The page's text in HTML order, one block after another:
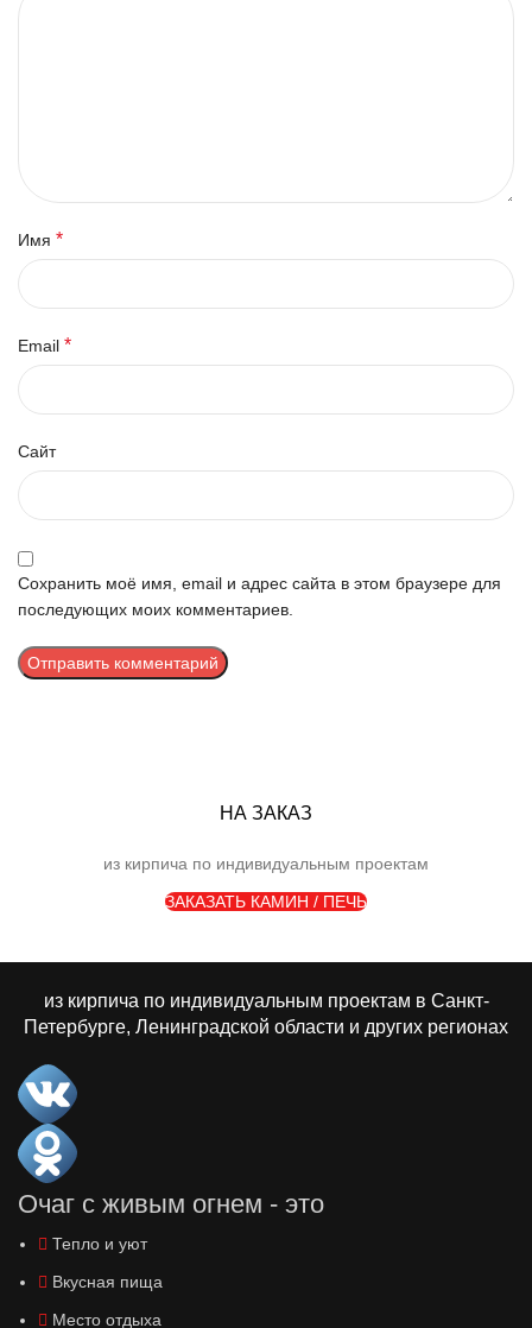
Имя *
Email *
Сайт
Сохранить моё имя, email и адрес сайта в этом браузере для
последующих моих комментариев.
НА ЗАКАЗ
из кирпича по индивидуальным проектам
ЗАКАЗАТЬ КАМИН / ПЕЧЬ
из кирпича по индивидуальным проектам в Санкт-
Петербурге, Ленинградской области и других регионах
Очаг с живым огнем - это
Тепло и уют
Вкусная пища
Место отдыха